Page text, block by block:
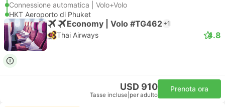
Connessione automatica | Volo+Volo
HKT Aeroporto di Phuket
Economy | Volo #TG462 +1
Thai Airways 4.8
USD 910
Tasse incluse per adulto
Prenota ora